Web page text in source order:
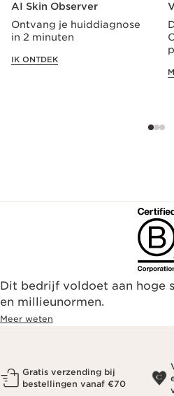
AI Skin Observer
Ontvang je huiddiagnose
in 2 minuten
IK ONTDEK
Dit bedrijf voldoet aan hoge
en millieunormen.
Meer weten
Gratis verzending bij
bestellingen vanaf €70